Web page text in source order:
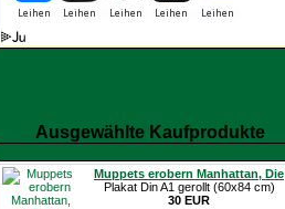
Ausgewählte Kaufprodukte
Muppets erobern Manhattan, Die
Plakat Din A1 gerollt (60x84 cm)
30 EUR